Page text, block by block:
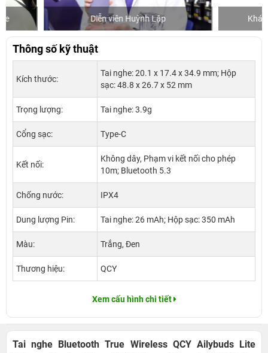
Diễn viên Huỳnh Lập Khách mua
Thông số kỹ thuật
Kích thước:
Tai nghe: 20.1 x 17.4 x 34.9 mm; Hộp
sạc: 48.8 x 26.7 x 52 mm
Trọng lượng: Tai nghe: 3.9g
Cổng sạc: Type-C
Kết nối:
Không dây, Phạm vi kết nối cho phép
10m; Bluetooth 5.3
Chống nước: IPX4
Dung lượng Pin: Tai nghe: 26 mAh; Hộp sạc: 350 mAh
Màu: Trắng, Đen
Thương hiệu: QCY
Xem cấu hình chi tiết
Tai nghe Bluetooth True Wireless QCY Ailybuds Lite